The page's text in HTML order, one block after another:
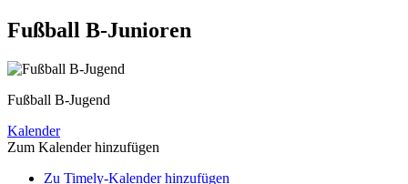
Fußball B-Junioren
Fußball B-Jugend
Kalender
Zum Kalender hinzufügen
Zu Timely-Kalender hinzufügen